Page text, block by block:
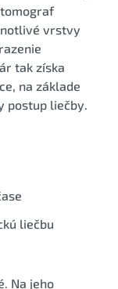
vrstvy
tak získa
na základe
postup liečby.
liečbu
Na jeho